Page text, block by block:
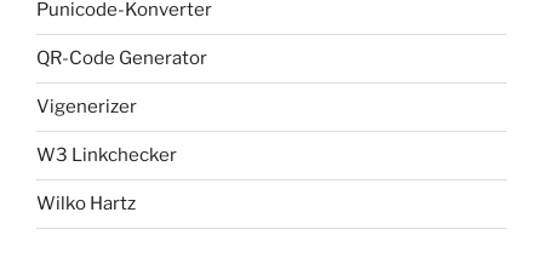
Punicode-Konverter
QR-Code Generator
Vigenerizer
W3 Linkchecker
Wilko Hartz